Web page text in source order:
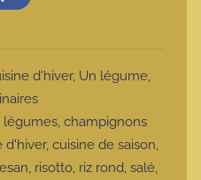
d'hiver, Un légume,
légumes, champignons
d'hiver, cuisine de saison,
, risotto, riz rond, salé,